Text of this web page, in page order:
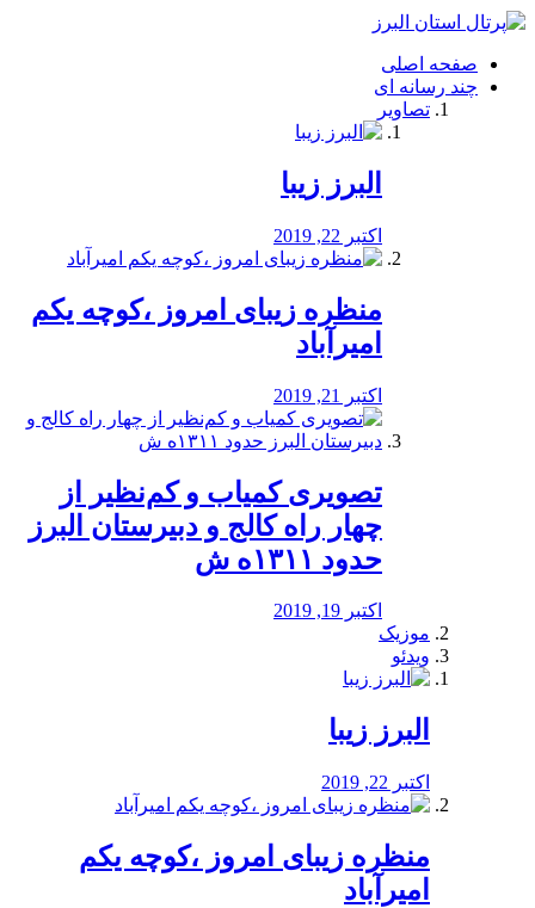
فصد
شرق
تهران
خشکشویی
صفحه اصلی
چند رسانه ای
تصاویر
البرز زیبا
اکتبر 22, 2019
منظره‌‌ زیبای امروز ،کوچه یکم
امیرآباد
اکتبر 21, 2019
️تصویری کمیاب و کم‌نظیر از
چهار راه كالج و دبيرستان البرز
حدود ۱۳۱۱ه ش
اکتبر 19, 2019
موزیک
ویدئو
البرز زیبا
اکتبر 22, 2019
منظره‌‌ زیبای امروز ،کوچه یکم
امیرآباد